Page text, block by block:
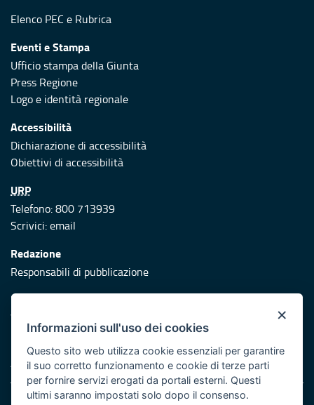
Elenco PEC e Rubrica
Eventi e Stampa
Ufficio stampa della Giunta
Press Regione
Logo e identità regionale
Accessibilità
Dichiarazione di accessibilità
Obiettivi di accessibilità
URP
Telefono: 800 713939
Scrivici:email
Redazione
Responsabili di pubblicazione
Protezione civile
Vai al sito di Protezione Civile Puglia
Iniziativa finanziata con risorse del POR Puglia 2014/2020 -
Asse XI
×
Informazioni sull'uso dei cookies
Questo sito web utilizza cookie essenziali per garantire
il suo corretto funzionamento e cookie di terze parti
per fornire servizi erogati da portali esterni. Questi
ultimi saranno impostati solo dopo il consenso.